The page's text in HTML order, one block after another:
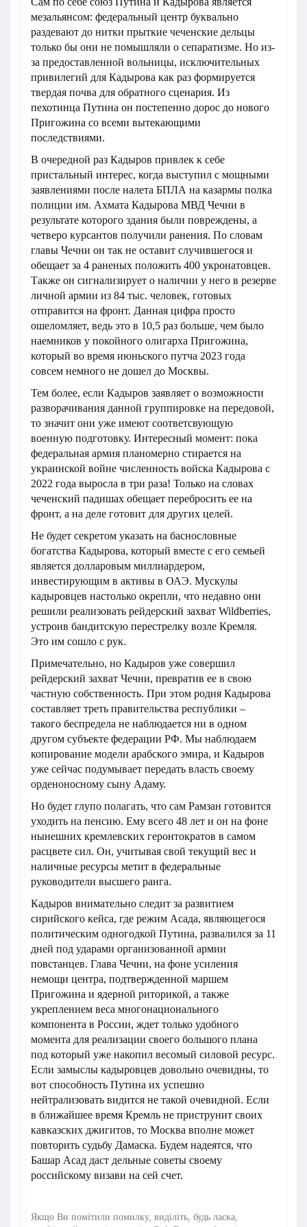
мезальянсом: федеральный центр буквально
раздевают до нитки прыткие чеченские дельцы
только бы они не помышляли о сепаратизме. Но из-
за предоставленной вольницы, исключительных
привилегий для Кадырова как раз формируется
твердая почва для обратного сценария. Из
пехотинца Путина он постепенно дорос до нового
Пригожина со всеми вытекающими
последствиями.
В очередной раз Кадыров привлек к себе
пристальный интерес, когда выступил с мощными
заявлениями после налета БПЛА на казармы полка
полиции им. Ахмата Кадырова МВД Чечни в
результате которого здания были повреждены, а
четверо курсантов получили ранения. По словам
главы Чечни он так не оставит случившегося и
обещает за 4 раненых положить 400 укронатовцев.
Также он сигнализирует о наличии у него в резерве
личной армии из 84 тыс. человек, готовых
отправится на фронт. Данная цифра просто
ошеломляет, ведь это в 10,5 раз больше, чем было
наемников у покойного олигарха Пригожина,
который во время июньского путча 2023 года
совсем немного не дошел до Москвы.
Тем более, если Кадыров заявляет о возможности
разворачивания данной группировке на передовой,
то значит они уже имеют соответсвующую
военную подготовку. Интересный момент: пока
федеральная армия планомерно стирается на
украинской войне численность войска Кадырова с
2022 года выросла в три раза! Только на словах
чеченский падишах обещает перебросить ее на
фронт, а на деле готовит для других целей.
Не будет секретом указать на баснословные
богатства Кадырова, который вместе с его семьей
является долларовым миллиардером,
инвестирующим в активы в ОАЭ. Мускулы
кадыровцев настолько окрепли, что недавно они
решили реализовать рейдерский захват Wildberries,
устроив бандитскую перестрелку возле Кремля.
Это им сошло с рук.
Примечательно, но Кадыров уже совершил
рейдерский захват Чечни, превратив ее в свою
частную собственность. При этом родня Кадырова
составляет треть правительства республики –
такого беспредела не наблюдается ни в одном
другом субъекте федерации РФ. Мы наблюдаем
копирование модели арабского эмира, и Кадыров
уже сейчас подумывает передать власть своему
орденоносному сыну Адаму.
Но будет глупо полагать, что сам Рамзан готовится
уходить на пенсию. Ему всего 48 лет и он на фоне
нынешних кремлевских геронтократов в самом
расцвете сил. Он, учитывая свой текущий вес и
наличные ресурсы метит в федеральные
руководители высшего ранга.
Кадыров внимательно следит за развитием
сирийского кейса, где режим Асада, являющегося
политическим одногодкой Путина, развалился за 11
дней под ударами организованной армии
повстанцев. Глава Чечни, на фоне усиления
немощи центра, подтвержденной маршем
Пригожина и ядерной риторикой, а также
укреплением веса многонационального
компонента в России, ждет только удобного
момента для реализации своего большого плана
под который уже накопил весомый силовой ресурс.
Если замыслы кадыровцев довольно очевидны, то
вот способность Путина их успешно
нейтрализовать видится не такой очевидной. Если
в ближайшее время Кремль не приструнит своих
кавказских джигитов, то Москва вполне может
повторить судьбу Дамаска. Будем надеятся, что
Башар Асад даст дельные советы своему
российскому визави на сей счет.
Якщо Ви помітили помилку, виділіть, будь ласка,